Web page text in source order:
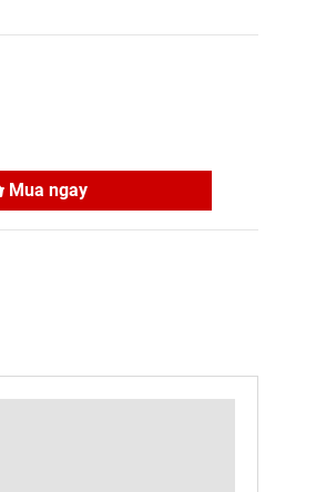
Mua ngay